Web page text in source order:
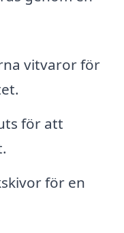
vitvaror för
för att
för en